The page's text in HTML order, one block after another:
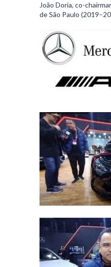
João Doria, co-
de São Paulo